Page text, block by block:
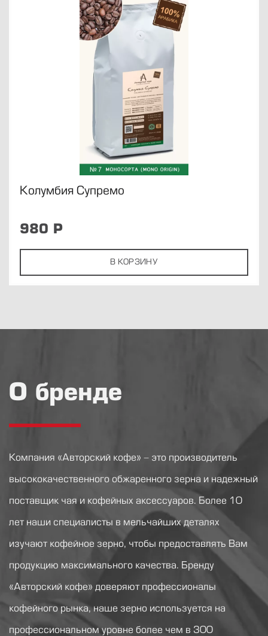
Колумбия Супремо
980 Р
В КОРЗИНУ
О бренде
Компания «Авторский кофе» - это производитель
высококачественного обжаренного зерна и надежный
поставщик чая и кофейных аксессуаров. Более 10
лет наши специалисты в мельчайших деталях
изучают кофейное зерно, чтобы предоставлять Вам
продукцию максимального качества. Бренду
«Авторский кофе» доверяют профессионалы
кофейного рынка, наше зерно используется на
профессиональном уровне более чем в 300